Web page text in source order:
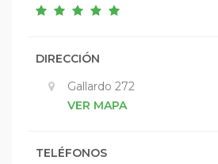
DIRECCIÓN
Gallardo 272
VER MAPA
TELÉFONOS